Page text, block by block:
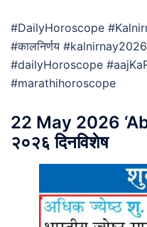
#DailyHoroscope
#कालनिर्णय
#dailyHoroscope
#marathihoroscope
22 May 2026
२०२६ दिनविशेष